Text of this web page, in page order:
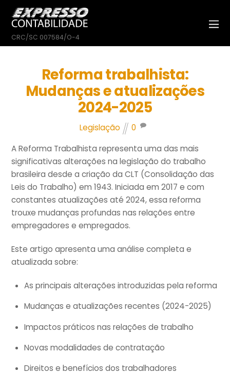
CRC/SC 007584/O-4
Reforma trabalhista:
Mudanças e atualizações
2024-2025
Legislação
0
A Reforma Trabalhista representa uma das mais
significativas alterações na legislação do trabalho
brasileira desde a criação da CLT (Consolidação das
Leis do Trabalho) em 1943. Iniciada em 2017 e com
constantes atualizações até 2024, essa reforma
trouxe mudanças profundas nas relações entre
empregadores e empregados.
Este artigo apresenta uma análise completa e
atualizada sobre:
As principais alterações introduzidas pela reforma
Mudanças e atualizações recentes (2024-2025)
Impactos práticos nas relações de trabalho
Novas modalidades de contratação
Direitos e benefícios dos trabalhadores